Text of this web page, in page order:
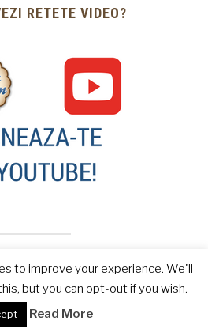
RETETE VIDEO?
to improve your experience. We'll
but you can opt-out if you wish.
Read More